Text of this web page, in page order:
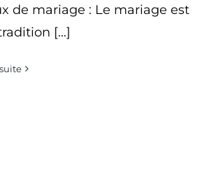
de mariage : Le mariage est
[...]